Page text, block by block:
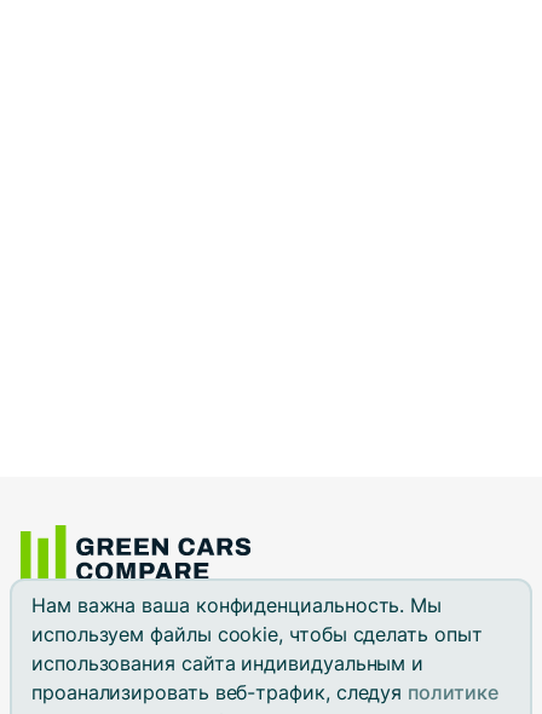
Нам важна ваша конфиденциальность. Мы
используем файлы cookie, чтобы сделать опыт
использования сайта индивидуальным и
проанализировать веб-трафик, следуя политике
Все автоСравнить ЗарядкаЭкономияБлогТопы
Адрес:
16192 Coastal Highway, Lewes, DE, 19958, USA
Контакты: